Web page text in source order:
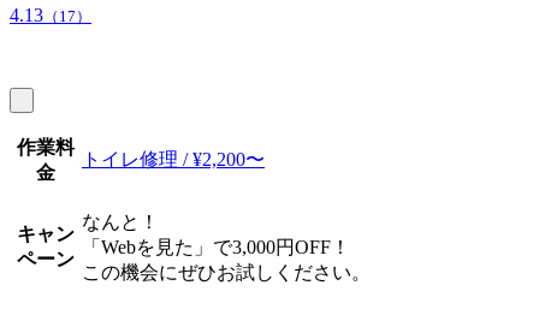
4.13 （17）
作業料
金
トイレ修理 / ¥2,200〜
キャン
ペーン
なんと！
「Webを見た」で3,000円OFF！
この機会にぜひお試しください。